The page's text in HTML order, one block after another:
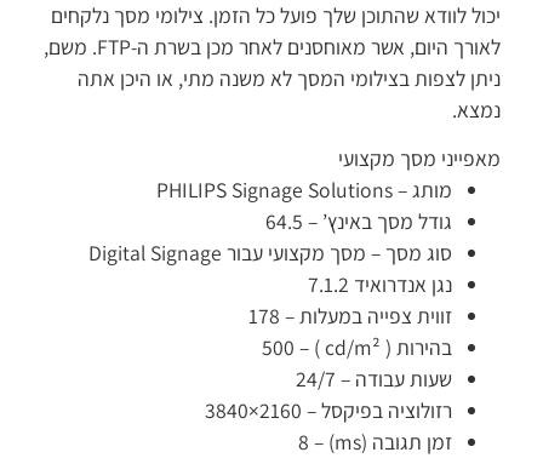
יכול לוודא שהתוכן שלך פועל כל הזמן. צילומי מסך נלקחים
לאורך היום, אשר מאוחסנים לאחר מכן בשרת ה-FTP. משם,
ניתן לצפות בצילומי המסך לא משנה מתי, או היכן אתה
נמצא.
מאפייני מסך מקצועי
מותג –PHILIPS Signage Solutions
גודל מסך באינץ’ – 64.5
סוג מסך – מסך מקצועי עבור Digital Signage
נגן אנדרואיד 7.1.2
זווית צפייה במעלות – 178
בהירות ( cd/m² ) –
500
שעות עבודה – 24/7
רזולוציה בפיקסל – 3840×2160
זמן תגובה (ms) –
8